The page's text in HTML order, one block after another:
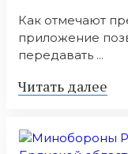
Как отмечают
приложение
передавать ...
Читать далее